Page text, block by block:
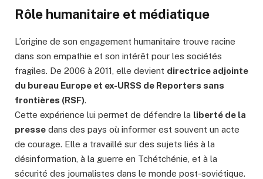
Rôle humanitaire et médiatique
L’origine de son engagement humanitaire trouve racine
dans son empathie et son intérêt pour les sociétés
fragiles. De 2006 à 2011, elle devient directrice adjointe
du bureau Europe et ex-URSS de Reporters sans
frontières (RSF).
Cette expérience lui permet de défendre la liberté de la
presse dans des pays où informer est souvent un acte
de courage. Elle a travaillé sur des sujets liés à la
désinformation, à la guerre en Tchétchénie, et à la
sécurité des journalistes dans le monde post-soviétique.